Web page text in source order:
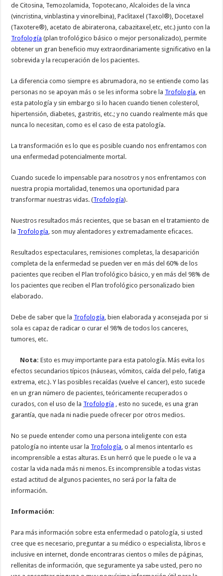
de Citosina, Temozolamida, Topotecano, Alcaloides de la vinca
(vincristina, vinblastina y vinorelbina), Paclitaxel (Taxol®), Docetaxel
(Taxotere®), acetato de abiraterona, cabazitaxel,etc, etc.) junto con la
Trofología (plan trofológico básico o mejor personalizado), permite
obtener un gran beneficio muy extraordinariamente significativo en la
sobrevida y la recuperación de los pacientes.
La diferencia como siempre es abrumadora, no se entiende como las
personas no se apoyan más o se les informa sobre la Trofología , en
esta patología y sin embargo si lo hacen cuando tienen colesterol,
hipertensión, diabetes, gastritis, etc.; y no cuando realmente más que
nunca lo necesitan, como es el caso de esta patología.
La transformación es lo que es posible cuando nos enfrentamos con
una enfermedad potencialmente mortal.
Cuando sucede lo impensable para nosotros y nos enfrentamos con
nuestra propia mortalidad, tenemos una oportunidad para
transformar nuestras vidas. (Trofología).
Nuestros resultados más recientes, que se basan en el tratamiento de
la Trofología , son muy alentadores y extremadamente eficaces.
Resultados espectaculares, remisiones completas, la desaparición
completa de la enfermedad se pueden ver en más del 60% de los
pacientes que reciben el Plan trofológico básico, y en más del 98% de
los pacientes que reciben el Plan trofológico personalizado bien
elaborado.
Debe de saber que la Trofología , bien elaborada y aconsejada por si
sola es capaz de radicar o curar el 98% de todos los canceres,
tumores, etc.
Nota:Esto es muy importante para esta patología. Más evita los
efectos secundarios típicos (náuseas, vómitos, caída del pelo, fatiga
extrema, etc.). Y las posibles recaídas (vuelve el cancer), esto sucede
en un gran número de pacientes, teóricamente recuperados o
curados, con el uso de la Trofología , esto no sucede, es una gran
garantía, que nada ni nadie puede ofrecer por otros medios.
No se puede entender como una persona inteligente con esta
patología no intente usar la Trofología , o al menos intentarlo es
incomprensible a estas alturas. Es un herró que le puede o le va a
costar la vida nada más ni menos. Es incomprensible a todas vistas
estad actitud de algunos pacientes, no será por la falta de
información.
Información:
Para más información sobre esta enfermedad o patología, si usted
cree que es necesario, preguntar a su médico o especialista, libros e
inclusive en internet, donde encontraras cientos o miles de páginas,
rellenitas de información, que seguramente ya sabe usted, pero no